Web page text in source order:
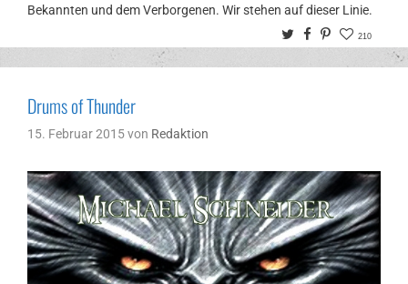
Bekannten und dem Verborgenen. Wir stehen auf dieser Linie.
TwitterFacebook
Pinterest
210
Drums of Thunder
15. Februar 2015von Redaktion